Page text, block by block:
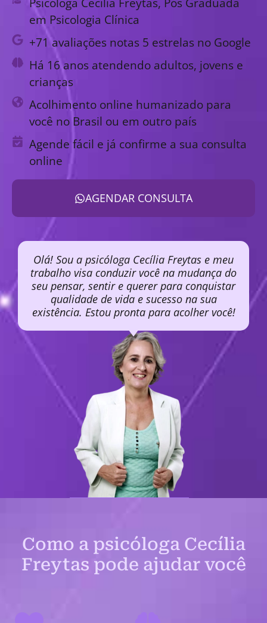
em Psicologia Clínica
+71 avaliações notas 5 estrelas no Google
Há 16 anos atendendo adultos, jovens e
crianças
Acolhimento online humanizado para
você no Brasil ou em outro país
Agende fácil e já confirme a sua consulta
online
AGENDAR CONSULTA
Olá! Sou a psicóloga Cecília Freytas e meu
trabalho visa conduzir você na mudança do
seu pensar, sentir e querer para conquistar
qualidade de vida e sucesso na sua
existência. Estou pronta para acolher você!
Como a psicóloga Cecília
Freytas pode ajudar você